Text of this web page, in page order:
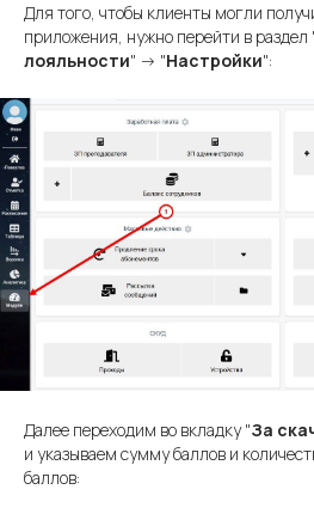
Для того, чтобы клиенты могли
приложения, нужно перейти в раздел
лояльности" -> "Настройки":
Далее переходим во вкладку "За
и указываем сумму баллов и
баллов: